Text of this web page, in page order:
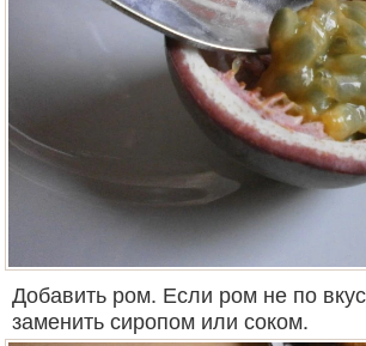
Добавить ром. Если ром не по
заменить сиропом или соком.